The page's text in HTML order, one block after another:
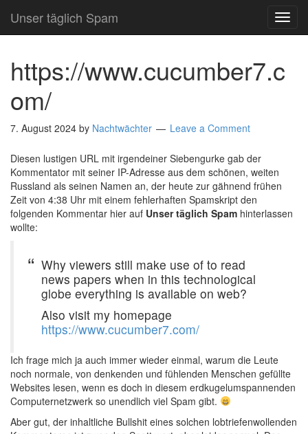
Unser täglich Spam
https://www.cucumber7.c
om/
7. August 2024 by Nachtwächter Leave a Comment
Diesen lustigen URL mit irgendeiner Siebengurke gab der
Kommentator mit seiner IP-Adresse aus dem schönen, weiten
Russland als seinen Namen an, der heute zur gähnend frühen
Zeit von 4:38 Uhr mit einem fehlerhaften Spamskript den
folgenden Kommentar hier auf Unser täglich Spam hinterlassen
wollte:
Why viewers still make use of to read
news papers when in this technological
globe everything is available on web?
Also visit my homepage
https://www.cucumber7.com/
Ich frage mich ja auch immer wieder einmal, warum die Leute
noch normale, von denkenden und fühlenden Menschen gefüllte
Websites lesen, wenn es doch in diesem erdkugelumspannenden
Computernetzwerk so unendlich viel Spam gibt.
Aber gut, der inhaltliche Bullshit eines solchen lobtriefenwollenden